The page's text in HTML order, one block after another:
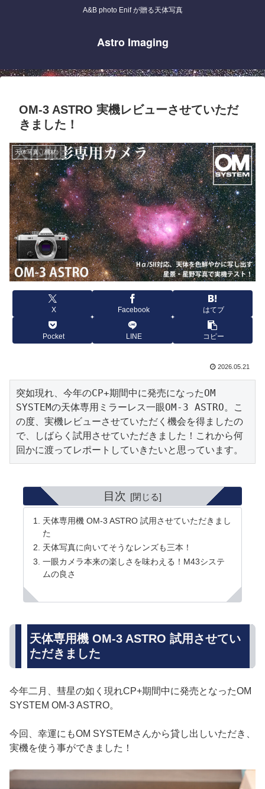
A&B photo Enif が贈る天体写真
Astro Imaging
OM-3 ASTRO 実機レビューさせていただ
きました！
天体写真（機材）
X Facebook はてブ
Pocket LINE コピー
2026.05.21
突如現れ、今年のCP+期間中に発売になったOM
SYSTEMの天体専用ミラーレス一眼OM-3 ASTRO。こ
の度、実機レビューさせていただく機会を得ましたの
で、しばらく試用させていただきました！これから何
回かに渡ってレポートしていきたいと思っています。
目次
天体専用機 OM-3 ASTRO 試用させていただきまし
た
天体写真に向いてそうなレンズも三本！
一眼カメラ本来の楽しさを味わえる！M43システ
ムの良さ
天体専用機 OM-3 ASTRO 試用させてい
ただきました
今年二月、彗星の如く現れCP+期間中に発売となったOM
SYSTEM OM-3 ASTRO。
今回、幸運にもOM SYSTEMさんから貸し出しいただき、
実機を使う事ができました！